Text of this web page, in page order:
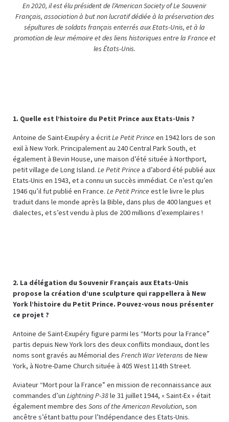
En 2020, il est élu président de l’American Society of Le Souvenir
Français, association à but non lucratif dédiée à la préservation des
sépultures de soldats français enterrés aux Etats-Unis, et à la
promotion de leur mémoire et des liens historiques entre la France et
les États-Unis.
1. Quelle est l’histoire du Petit Prince aux Etats-Unis ?
Antoine de Saint-Exupéry a écritLe Petit Princeen 1942 lors de son
exil à New York. Principalement au 240 Central Park South, et
également à Bevin House, une maison d’été située à Northport,
petit village de Long Island. Le Petit Princea d’abord été publié aux
Etats-Unis en 1943, et a connu un succès immédiat. Ce n’est qu’en
1946 qu’il fut publié en France. Le Petit Princeest le livre le plus
traduit dans le monde après la Bible, dans plus de 400 langues et
dialectes, et s’est vendu à plus de 200 millions d’exemplaires !
2. La délégation du Souvenir Français aux Etats-Unis
propose la création d’une sculpture qui rappellera à New
York l’histoire du Petit Prince. Pouvez-vous nous présenter
ce projet ?
Antoine de Saint-Exupéry figure parmi les “Morts pour la France”
partis depuis New York lors des deux conflits mondiaux, dont les
noms sont gravés au Mémorial des French War Veterans de New
York, à Notre-Dame Church située à 405 West 114th Street.
Aviateur “Mort pour la France” en mission de reconnaissance aux
commandes d’un Lightning P-38le 31 juillet 1944, « Saint-Ex » était
également membre des Sons of the American Revolution, son
ancêtre s’étant battu pour l’Indépendance des Etats-Unis.